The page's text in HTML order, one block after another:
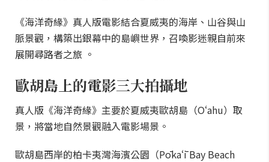
《海洋奇緣》真人版電影結合夏威夷的海岸、山谷與山
脈景觀，構築出銀幕中的島嶼世界，召喚影迷親自前來
展開尋路者之旅 。
歐胡島上的電影三大拍攝地
真人版《海洋奇緣》主要於夏威夷歐胡島（Oʻahu）取
景，將當地自然景觀融入電影場景。
歐胡島西岸的柏卡夷灣海濱公園（Pōkaʻī Bay Beach